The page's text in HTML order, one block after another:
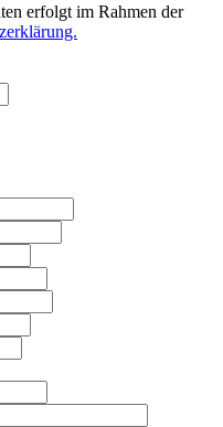
erfolgt im Rahmen der